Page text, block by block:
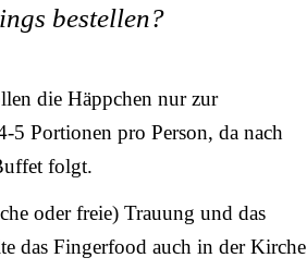
bestellen?
die Häppchen nur zur
5 Portionen pro Person, da nach
folgt.
oder freie) Trauung und das
das Fingerfood auch in der Kirche